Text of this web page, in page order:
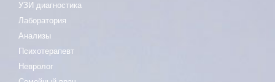
УЗИ диагностика
Лаборатория
Анализы
Психотерапевт
Невролог